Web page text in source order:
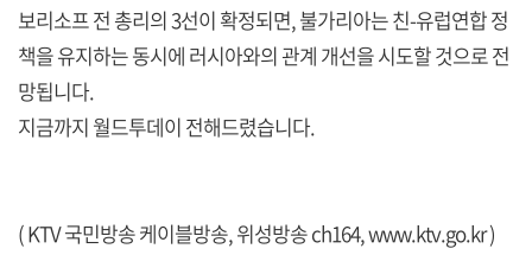
보리소프 전 총리의 3선이 확정되면, 불가리아는 친-유럽연합 정
책을 유지하는 동시에 러시아와의 관계 개선을 시도할 것으로 전
망됩니다.
지금까지 월드투데이 전해드렸습니다.
( KTV 국민방송 케이블방송, 위성방송 ch164,www.ktv.go.kr)